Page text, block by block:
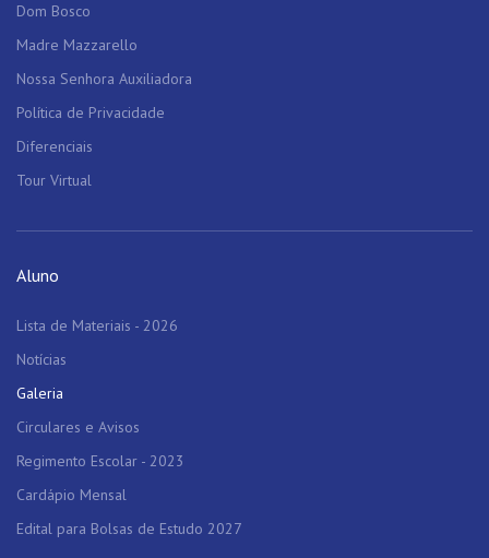
Dom Bosco
Madre Mazzarello
Nossa Senhora Auxiliadora
Política de Privacidade
Diferenciais
Tour Virtual
Aluno
Lista de Materiais - 2026
Notícias
Galeria
Circulares e Avisos
Regimento Escolar - 2023
Cardápio Mensal
Edital para Bolsas de Estudo 2027